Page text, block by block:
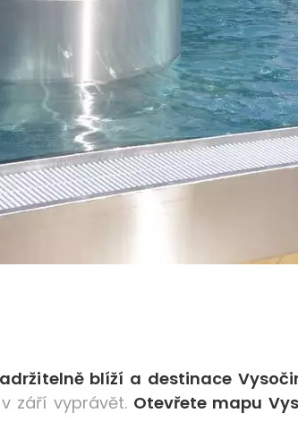
blíží a destinace
září vyprávět. Otevřete mapu